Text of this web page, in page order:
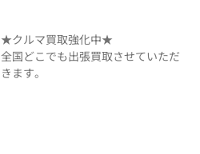
★クルマ買取強化中★
全国どこでも出張買取させていただ
きます。